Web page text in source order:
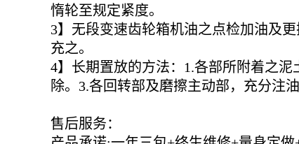
惰轮至规定紧度。
3】无段变速齿轮箱机油之点检加油及
充之。
4】长期置放的方法：1.各部所附着之
除。3.各回转部及磨擦主动部，充分注
售后服务：